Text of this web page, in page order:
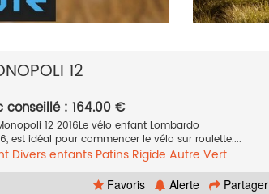
12
conseillé : 164.00 €
12 2016Le vélo enfant Lombardo
est idéal pour commencer le vélo sur roulette....
Divers enfants Patins Rigide Autre Vert
Favoris Alerte Partager